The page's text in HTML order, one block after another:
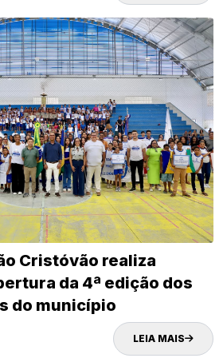
Cristóvão realiza
4ª edição dos
do município
LEIA MAIS